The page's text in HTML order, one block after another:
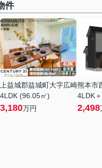
件
上益城郡益城町大字広崎
4LDK (96.05㎡)
3,180万円
熊本市
4LDK
2,498